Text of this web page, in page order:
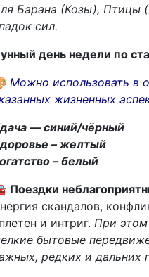
Барана (Козы), Птицы
сил.
день недели по
Можно использовать в
жизненных
— синий/чёрный
– желтый
– белый
Поездки
скандалов,
и интриг. При этом
бытовые
редких и дальних